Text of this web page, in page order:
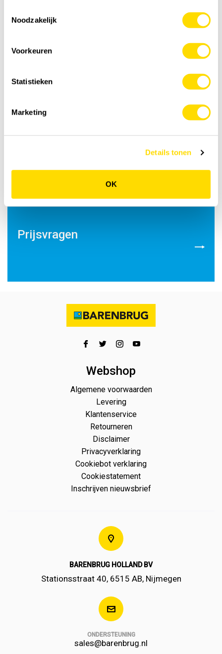
Noodzakelijk
Voorkeuren
Statistieken
Marketing
Details tonen
OK
Abonneer op onze
Word fan!
Prijsvragen
Webshop
Algemene voorwaarden
Levering
Klantenservice
Retourneren
Disclaimer
Privacyverklaring
Cookiebot verklaring
Cookiestatement
Inschrijven nieuwsbrief
BARENBRUG HOLLAND BV
Stationsstraat 40, 6515 AB, Nijmegen
ONDERSTEUNING
sales@barenbrug.nl